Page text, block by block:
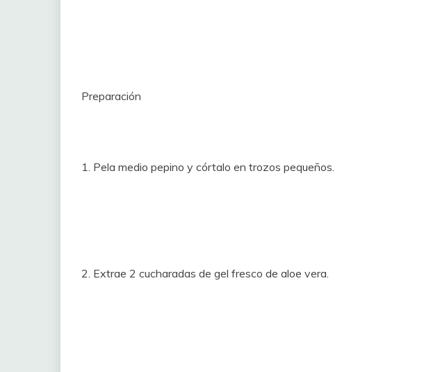
Preparación
1. Pela medio pepino y córtalo en trozos pequeños.
2. Extrae 2 cucharadas de gel fresco de aloe vera.